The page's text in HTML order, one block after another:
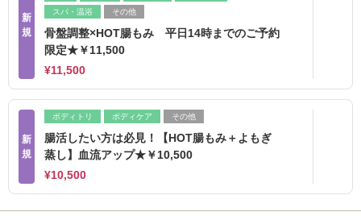
新
規
スパ・温浴
その他
骨盤調整×HOT腸もみ 平日14時までのご予約
限定★￥11,500
¥11,500
新
規
ボディトリ ボディケア その他
腸活したい方は必見！【HOT腸もみ＋よもぎ
蒸し】血流アップ★￥10,500
¥10,500